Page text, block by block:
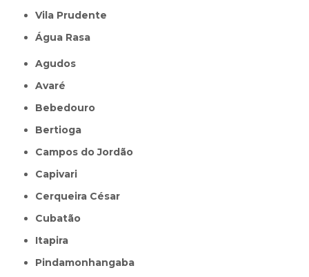
Vila Prudente
Água Rasa
Agudos
Avaré
Bebedouro
Bertioga
Campos do Jordão
Capivari
Cerqueira César
Cubatão
Itapira
Pindamonhangaba